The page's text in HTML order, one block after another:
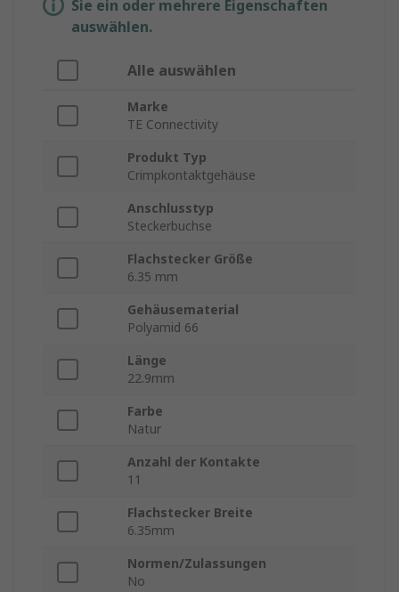
Sie ein oder mehrere Eigenschaften
auswählen.
Alle auswählen
Marke
TE Connectivity
Produkt Typ
Crimpkontaktgehäuse
Anschlusstyp
Steckerbuchse
Flachstecker Größe
6.35 mm
Gehäusematerial
Polyamid 66
Länge
22.9mm
Farbe
Natur
Anzahl der Kontakte
11
Flachstecker Breite
6.35mm
Normen/Zulassungen
No